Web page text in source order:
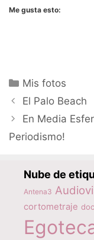
Me gusta esto:
Categorías
Mis fotos
El Palo Beach
En Media
Periodismo!
Nube de
Antena3
cortometraje